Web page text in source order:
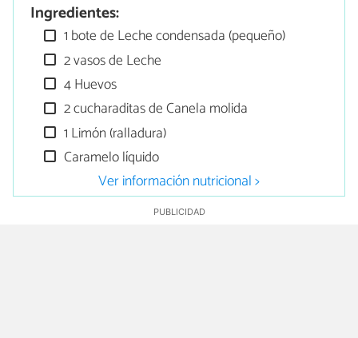
Ingredientes:
1 bote de Leche condensada (pequeño)
2 vasos de Leche
4 Huevos
2 cucharaditas de Canela molida
1 Limón (ralladura)
Caramelo líquido
Ver información nutricional >